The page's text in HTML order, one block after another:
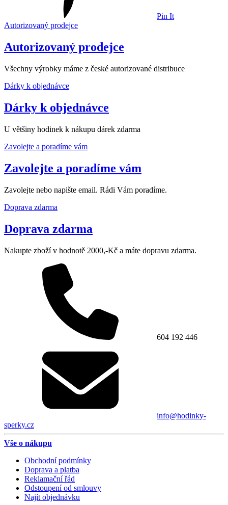
Pin It
Autorizovaný prodejce
Autorizovaný prodejce
Všechny výrobky máme z české autorizované distribuce
Dárky k objednávce
Dárky k objednávce
U většiny hodinek k nákupu dárek zdarma
Zavolejte a poradíme vám
Zavolejte a poradíme vám
Zavolejte nebo napište email. Rádi Vám poradíme.
Doprava zdarma
Doprava zdarma
Nakupte zboží v hodnotě 2000,-Kč a máte dopravu zdarma.
604 192 446
info@hodinky-
sperky.cz
Vše o nákupu
Obchodní podmínky
Doprava a platba
Reklamační řád
Odstoupení od smlouvy
Najít objednávku